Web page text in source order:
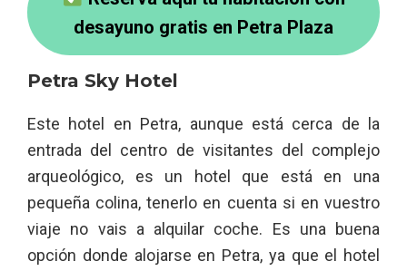
desayuno gratis en Petra Plaza
Petra Sky Hotel
Este hotel en Petra, aunque está cerca de la
entrada del centro de visitantes del complejo
arqueológico, es un hotel que está en una
pequeña colina, tenerlo en cuenta si en vuestro
viaje no vais a alquilar coche. Es una buena
opción donde alojarse en Petra, ya que el hotel